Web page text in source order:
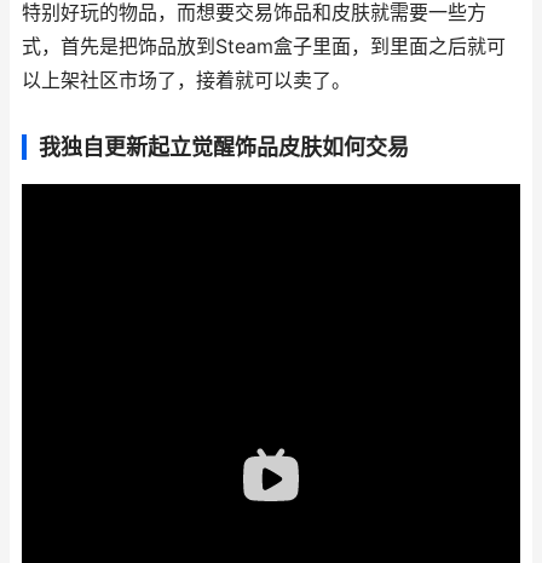
特别好玩的物品，而想要交易饰品和皮肤就需要一些方
式，首先是把饰品放到Steam盒子里面，到里面之后就可
以上架社区市场了，接着就可以卖了。
我独自更新起立觉醒饰品皮肤如何交易